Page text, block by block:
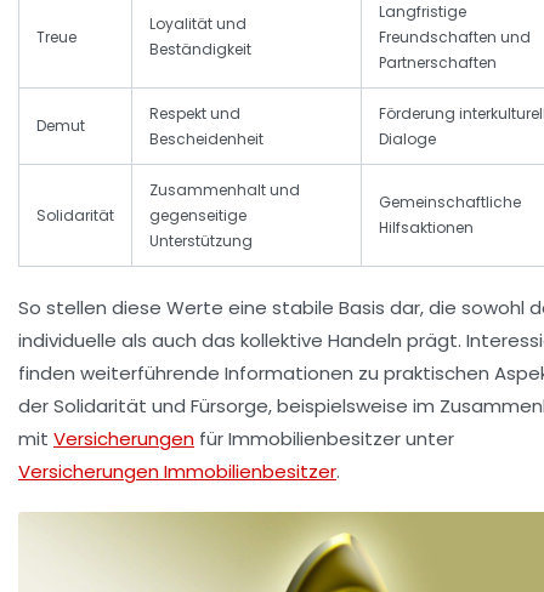
Treue
Loyalität und
Beständigkeit
Langfristige
Freundschaften und
Partnerschaften
Demut
Respekt und
Bescheidenheit
Förderung
Dialoge
Solidarität
Zusammenhalt und
gegenseitige
Unterstützung
Gemeinschaftliche
Hilfsaktionen
So stellen diese Werte eine stabile Basis dar, die sowohl
individuelle als auch das kollektive Handeln prägt.
finden weiterführende Informationen zu praktischen
der Solidarität und Fürsorge, beispielsweise im
mit Versicherungen für Immobilienbesitzer unter
Versicherungen Immobilienbesitzer.